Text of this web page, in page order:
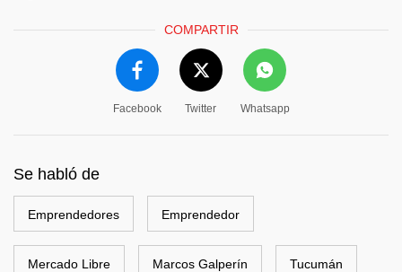
COMPARTIR
Facebook Twitter Whatsapp
Se habló de
Emprendedores Emprendedor
Mercado Libre Marcos Galperín Tucumán